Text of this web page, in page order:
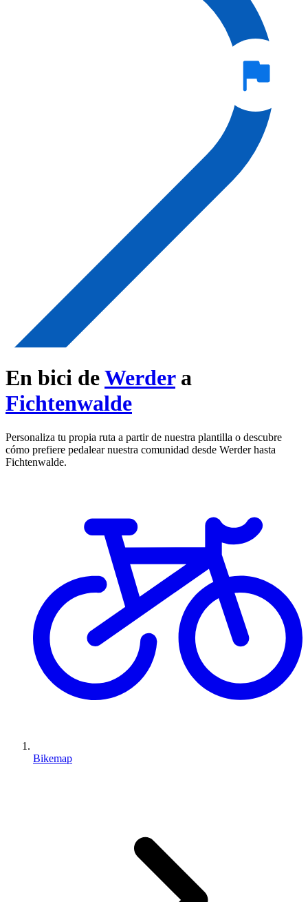
En bici deWerdera
Fichtenwalde
Personaliza tu propia ruta a partir de nuestra plantilla o descubre
cómo prefiere pedalear nuestra comunidad desde Werder hasta
Fichtenwalde.
Bikemap